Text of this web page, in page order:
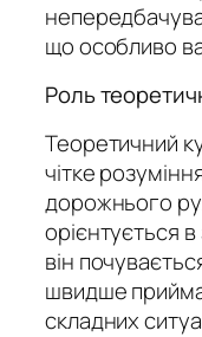
що особливо
Роль
Теоретичний
чітке
дорожнього
орієнтується
він
швидше
складних